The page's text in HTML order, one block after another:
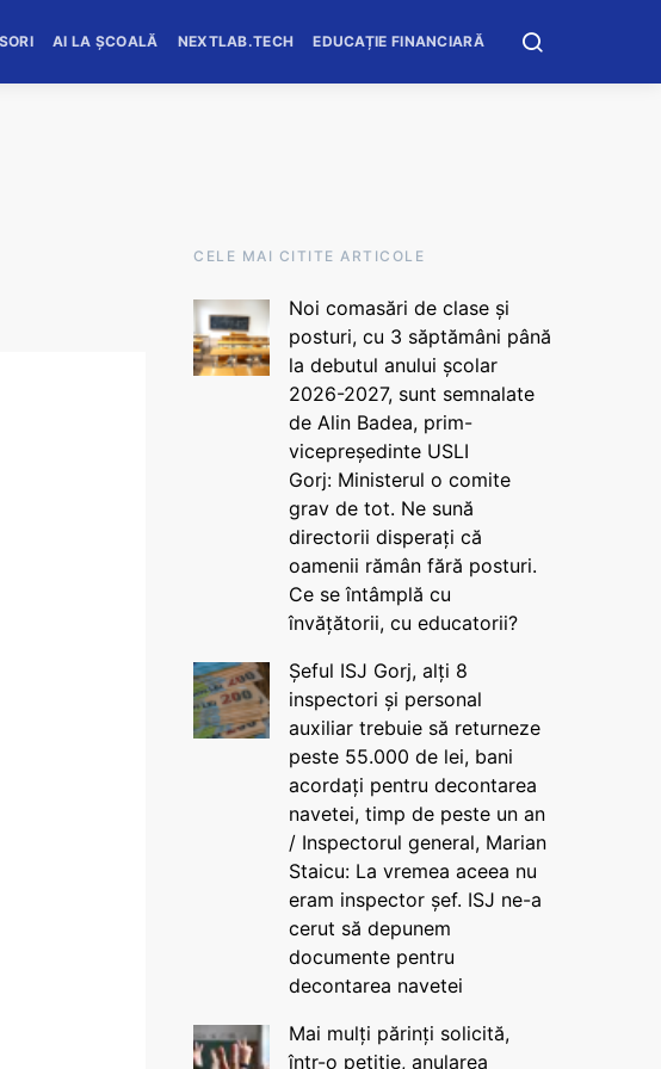
AI LA ȘCOALĂ NEXTLAB.TECH EDUCAȚIE FINANCIARĂ
CELE MAI CITITE ARTICOLE
Noi comasări de clase și
posturi, cu 3 săptămâni până
la debutul anului școlar
2026-2027, sunt semnalate
de Alin Badea, prim-
vicepreședinte USLI
Gorj: Ministerul o comite
grav de tot. Ne sună
directorii disperați că
oamenii rămân fără posturi.
Ce se întâmplă cu
învățătorii, cu educatorii?
Șeful ISJ Gorj, alți 8
inspectori și personal
auxiliar trebuie să returneze
peste 55.000 de lei, bani
acordați pentru decontarea
navetei, timp de peste un an
/ Inspectorul general, Marian
Staicu: La vremea aceea nu
eram inspector șef. ISJ ne-a
cerut să depunem
documente pentru
decontarea navetei
Mai mulți părinți solicită,
într-o petiție, anularea